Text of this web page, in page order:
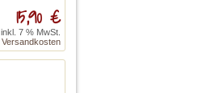
15,90 €
inkl. 7 % MwSt.
Versandkosten